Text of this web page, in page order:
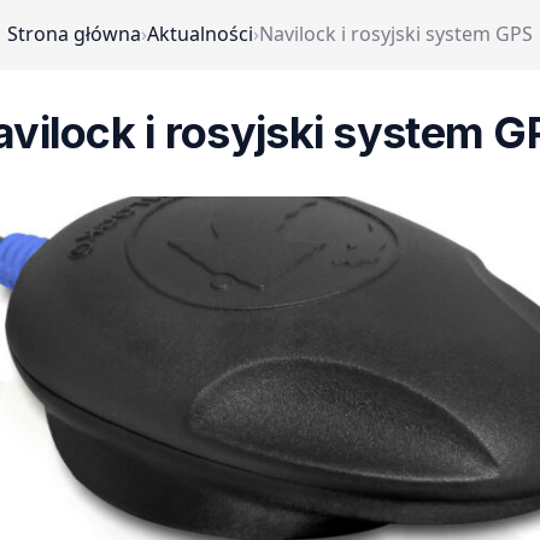
Strona główna›Aktualności›Navilock i rosyjski system GPS
i rosyjski system